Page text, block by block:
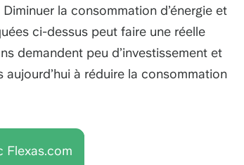
la consommation d’énergie et
ci-dessus peut faire une réelle
demandent peu d’investissement et
à réduire la consommation
Flexas.com